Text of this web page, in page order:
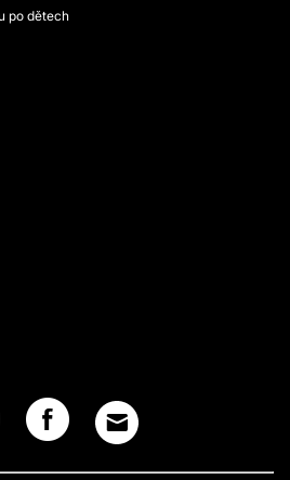
po dětech